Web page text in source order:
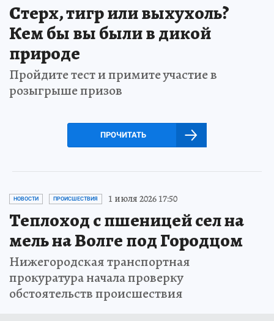
Стерх, тигр или выхухоль?
Кем бы вы были в дикой
природе
Пройдите тест и примите участие в
розыгрыше призов
ПРОЧИТАТЬ
НОВОСТИ ПРОИСШЕСТВИЯ 1 июля 2026 17:50
Теплоход с пшеницей сел на
мель на Волге под Городцом
Нижегородская транспортная
прокуратура начала проверку
обстоятельств происшествия